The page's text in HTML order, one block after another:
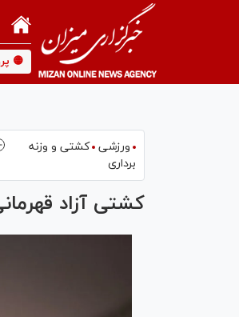
🟡
ورزشی کشتی و وزنه
برداری
کشتی آزاد